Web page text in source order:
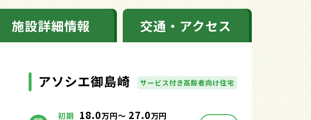
施設詳細情報 交通・アクセス
アソシエ御島崎 サービス付き高齢者向け住宅
初期 18.0万円～ 27.0万円